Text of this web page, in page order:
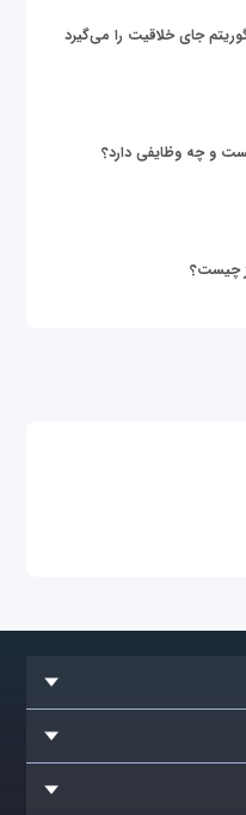
جای خلاقیت را می‌گیرد
و چه وظایفی دارد؟
چیست؟